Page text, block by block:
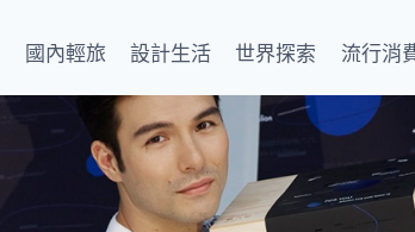
國內輕旅 設計生活 世界探索 流行消